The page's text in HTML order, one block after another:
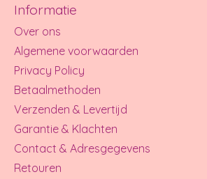
Informatie
Over ons
Algemene voorwaarden
Privacy Policy
Betaalmethoden
Verzenden & Levertijd
Garantie & Klachten
Contact & Adresgegevens
Retouren